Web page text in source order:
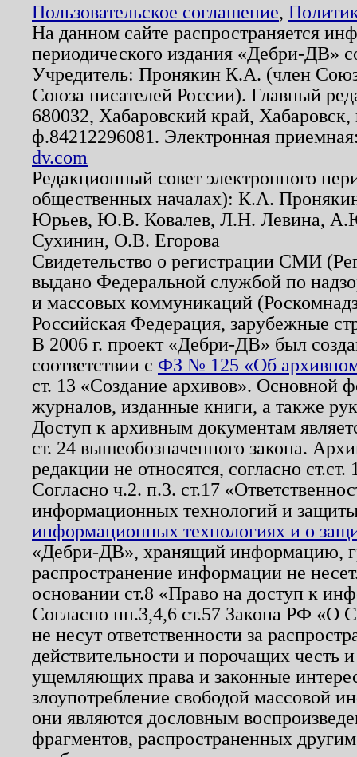
Пользовательское соглашение,
На данном сайте распространяется
периодического издания «Дебри-ДВ»
Учредитель: Пронякин К.А. (член
Союза писателей России). Главный
680032, Хабаровский край,
ф.84212296081. Электронная
dv.com
Редакционный совет электронного
общественных началах): К.А.
Юрьев, Ю.В. Ковалев, Л.Н. Левина,
Сухинин, О.В. Егорова
Свидетельство о регистрации СМИ
выдано Федеральной службой по
и массовых коммуникаций
Российская Федерация, зарубежные
В 2006 г. проект «Дебри-ДВ» был
соответствии с ФЗ № 125 «Об
ст. 13 «Создание архивов». Основной
журналов, изданные книги, а также
Доступ к архивным документам
ст. 24 вышеобозначенного закона.
редакции не относятся, согласно
Согласно ч.2. п.3. ст.17
информационных технологий и
информационных технологиях и о
«Дебри-ДВ», хранящий информацию,
распространение информации не
основании ст.8 «Право на доступ к
Согласно пп.3,4,6 ст.57 Закона РФ «О
не несут ответственности за
действительности и порочащих честь
ущемляющих права и законные
злоупотребление свободой массовой
они являются дословным
фрагментов, распространенных